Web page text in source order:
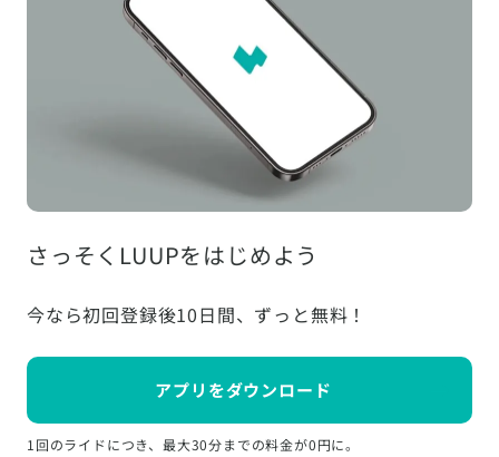
さっそくLUUPをはじめよう
今なら初回登録後10日間、ずっと無料！
アプリをダウンロード
1回のライドにつき、最大30分までの料金が0円に。